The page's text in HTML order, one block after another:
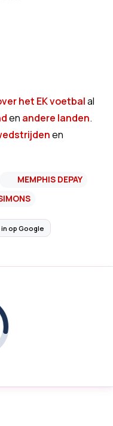
het EK voetbalal
en andere landen.
en
MEMPHIS DEPAY
op Google